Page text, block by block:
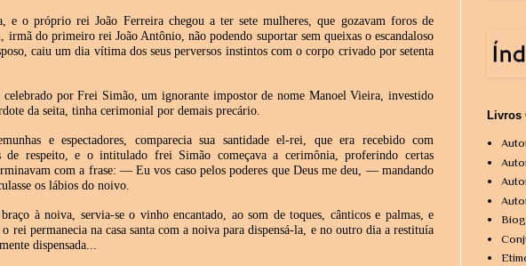
e o próprio rei João Ferreira chegou a ter sete mulheres, que gozavam foros de
irmã do primeiro rei João Antônio, não podendo suportar sem queixas o escandaloso
caiu um dia vítima dos seus perversos instintos com o corpo crivado por setenta
celebrado por Frei Simão, um ignorante impostor de nome Manoel Vieira, investido
da seita, tinha cerimonial por demais precário.
e espectadores, comparecia sua santidade el-rei, que era recebido com
de respeito, e o intitulado frei Simão começava a cerimônia, proferindo certas
com a frase: — Eu vos caso pelos poderes que Deus me deu, — mandando
os lábios do noivo.
à noiva, servia-se o vinho encantado, ao som de toques, cânticos e palmas, e
rei permanecia na casa santa com a noiva para dispensá-la, e no outro dia a restituía
dispensada...
Livros